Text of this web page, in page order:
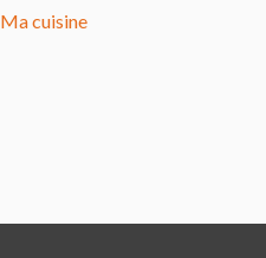
Ma cuisine